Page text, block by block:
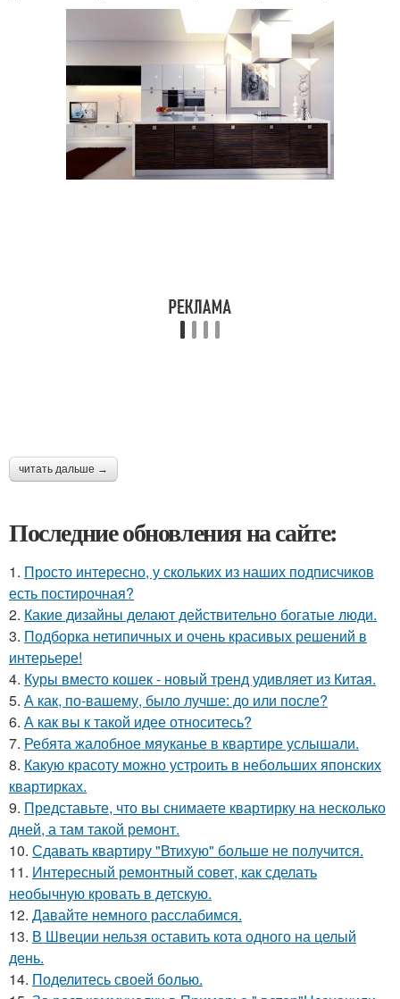
читать дальше →
Последние обновления на сайте:
1. Просто интересно, у скольких из наших подписчиков
есть постирочная?
2. Какие дизайны делают действительно богатые люди.
3. Подборка нетипичных и очень красивых решений в
интерьере!
4. Куры вместо кошек - новый тренд удивляет из Китая.
5. А как, по-вашему, было лучше: до или после?
6. А как вы к такой идее относитесь?
7. Ребята жалобное мяуканье в квартире услышали.
8. Какую красоту можно устроить в небольших японских
квартирках.
9. Представьте, что вы снимаете квартирку на несколько
дней, а там такой ремонт.
10. Сдавать квартиру "Втихую" больше не получится.
11. Интересный ремонтный совет, как сделать
необычную кровать в детскую.
12. Давайте немного расслабимся.
13. В Швеции нельзя оставить кота одного на целый
день.
14. Поделитесь своей болью.